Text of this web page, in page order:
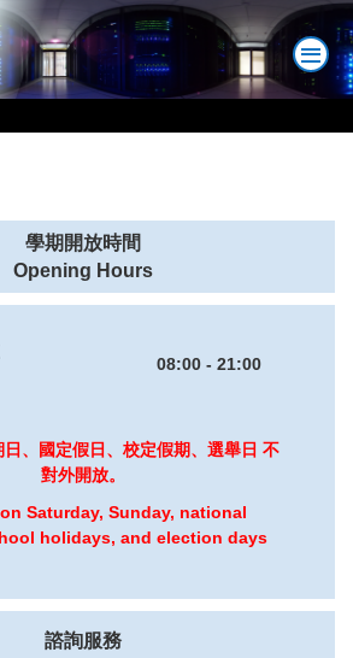
學期開放時間
Opening Hours
08:00 - 21:00
、國定假日、校定假期、選舉日 不
對外開放。
Saturday, Sunday, national
holidays, and election days
諮詢服務